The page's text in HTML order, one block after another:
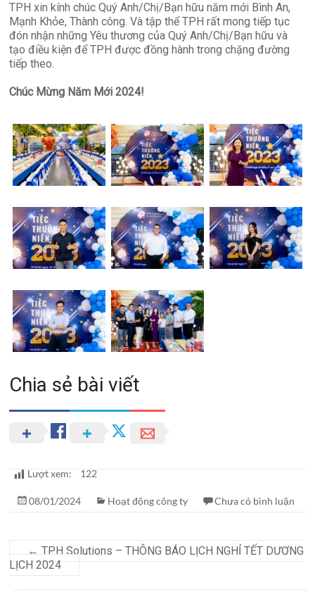
TPH xin kính chúc Quý Anh/Chị/Bạn hữu năm mới Bình An,
Mạnh Khỏe, Thành công. Và tập thể TPH rất mong tiếp tục
đón nhận những Yêu thương của Quý Anh/Chị/Bạn hữu và
tạo điều kiện để TPH được đồng hành trong chặng đường
tiếp theo.
Chúc Mừng Năm Mới 2024!
Chia sẻ bài viết
Lượt xem: 122
08/01/2024 Hoạt động công ty Chưa có bình luận
← TPH Solutions – THÔNG BÁO LỊCH NGHỈ TẾT DƯƠNG
LỊCH 2024